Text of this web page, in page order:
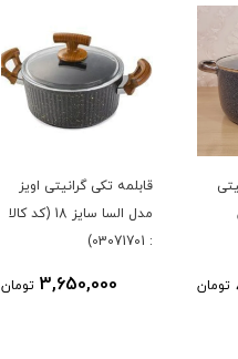
تومان
قابلمه تکی گرانیتی اویز
مدل السا سایز 18 (کد کالا
: 03071701)
3,650,000 تومان